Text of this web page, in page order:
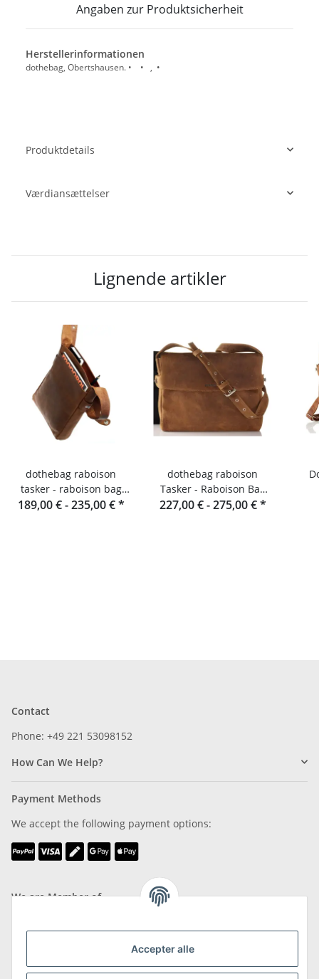
Accepter alle
Angaben zur Produktsicherheit
Herstellerinformationen
dothebag, Obertshausen. • • , •
Produktdetails
Værdiansættelser
Lignende artikler
dothebag raboison
tasker - raboison bag
upend Stående format
189,00 € -235,00 €*
dothebag raboison
Tasker - Raboison Bag
Querformat toro
227,00 € -275,00 €*
Contact
Phone: +49 221 53098152
How Can We Help?
Payment Methods
We accept the following payment options:
We are Member of